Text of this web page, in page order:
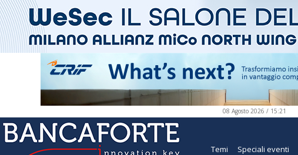
08 Agosto 2026 / 15:21
Temi Speciali eventi